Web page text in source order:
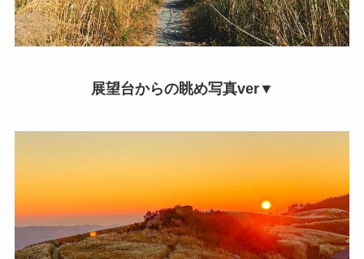
展望台からの眺め写真ver▼